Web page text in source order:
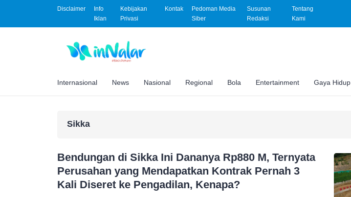
Disclaimer
Info
Iklan
Kebijakan
Privasi
Kontak
Pedoman Media
Siber
Susunan
Redaksi
Tentang
Kami
Internasional News Nasional Regional Bola Entertainment Gaya Hidup
Sikka
Bendungan di Sikka Ini Dananya Rp880 M, Ternyata
Perusahan yang Mendapatkan Kontrak Pernah 3
Kali Diseret ke Pengadilan, Kenapa?